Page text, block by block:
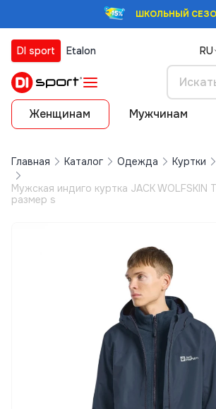
ШКОЛЬНЫЙ
DI sport Etalon RU
Женщинам Мужчинам
Главная Каталог Одежда Куртки
Мужская индиго куртка JACK WOLFSKIN
размер s